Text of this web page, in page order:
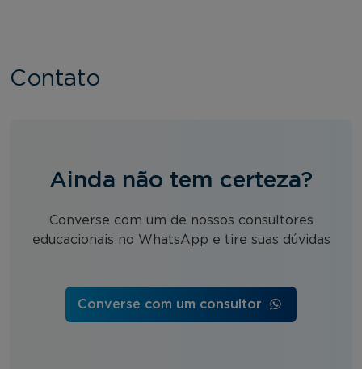
Contato
Ainda não tem certeza?
Converse com um de nossos consultores
educacionais no WhatsApp e tire suas dúvidas
Converse com um consultor